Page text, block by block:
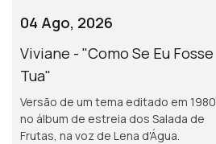
04 Ago, 2026
Viviane - "Como Se Eu Fosse
Tua"
Versão de um tema editado em 1980
no álbum de estreia dos Salada de
Frutas, na voz de Lena d'Água.